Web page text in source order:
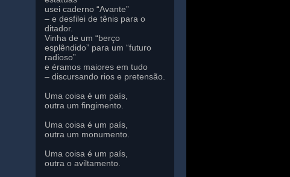
usei caderno “Avante”
– e desfilei de tênis para o
ditador.
Vinha de um “berço
esplêndido” para um “futuro
radioso”
e éramos maiores em tudo
– discursando rios e pretensão.
Uma coisa é um país,
outra um fingimento.
Uma coisa é um país,
outra um monumento.
Uma coisa é um país,
outra o aviltamento.